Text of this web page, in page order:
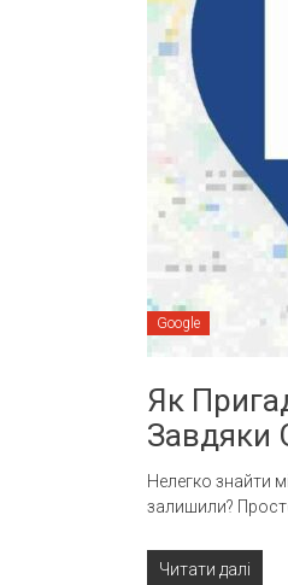
Google
Як
Завдяки
Нелегко знайти
залишили?
Читати далі